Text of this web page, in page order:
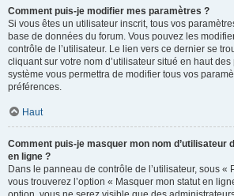
Comment puis-je modifier mes paramètres ?
Si vous êtes un utilisateur inscrit, tous vos
base de données du forum. Vous pouvez les
contrôle de l’utilisateur. Le lien vers ce dernier se
cliquant sur votre nom d’utilisateur situé en haut
système vous permettra de modifier tous vos
préférences.
Haut
Comment puis-je masquer mon nom d’utilisateur
en ligne ?
Dans le panneau de contrôle de l’utilisateur, sous «
vous trouverez l’option « Masquer mon statut en